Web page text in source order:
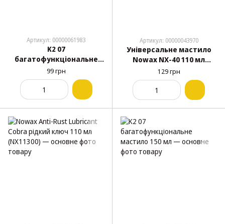
Артикул: 00000061983
K2 07
багатофункціональне
мастило 50 мл
99 грн
Артикул: 00000043970
Універсальне мастило
Nowax NX-40 110 мл
(NX11400)
129 грн